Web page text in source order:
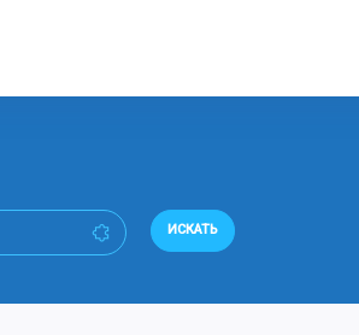
ИСКАТЬ